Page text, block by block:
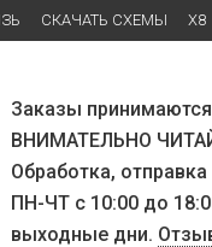
СКАЧАТЬ СХЕМЫ X8
Заказы
ВНИМАТЕЛЬНО
Обработка,
ПН-ЧТ с 10:00 до
выходные дни.